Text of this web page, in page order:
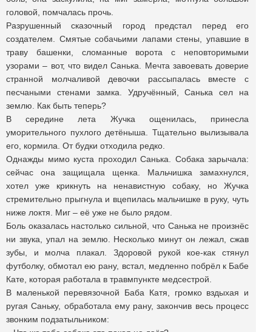
головой, помчалась прочь.
Разрушенный сказочный город предстал перед его
создателем. Смятые собачьими лапами стены, упавшие в
траву башенки, сломанные ворота с неповторимыми
узорами – вот, что видел Санька. Мечта завоевать доверие
странной молчаливой девочки рассыпалась вместе с
песчаными стенами замка. Удручённый, Санька сел на
землю. Как быть теперь?
В середине лета Жучка ощенилась, принесла
уморительного пухлого детёныша. Тщательно вылизывала
его, кормила. От будки отходила редко.
Однажды мимо куста проходил Санька. Собака зарычала:
сейчас она защищала щенка. Мальчишка замахнулся,
хотел уже крикнуть на ненавистную собаку, но Жучка
стремительно прыгнула и вцепилась мальчишке в руку, чуть
ниже локтя. Миг – её уже не было рядом.
Боль оказалась настолько сильной, что Санька не произнёс
ни звука, упал на землю. Несколько минут он лежал, сжав
зубы, и молча плакал. Здоровой рукой кое-как стянул
футболку, обмотал ею рану, встал, медленно побрёл к Бабе
Кате, которая работала в травмпункте медсестрой.
В маленькой перевязочной Баба Катя, громко вздыхая и
ругая Саньку, обработала ему рану, закончив весь процесс
звонким подзатыльником: